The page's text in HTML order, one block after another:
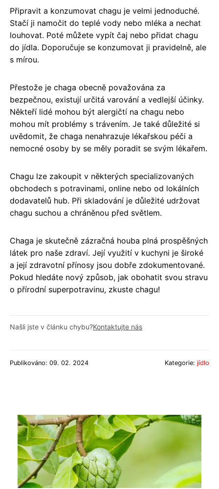
Připravit a konzumovat chagu je velmi jednoduché.
Stačí ji namočit do teplé vody nebo mléka a nechat
louhovat. Poté můžete vypít čaj nebo přidat chagu
do jídla. Doporučuje se konzumovat ji pravidelně, ale
s mírou.
Přestože je chaga obecně považována za
bezpečnou, existují určitá varování a vedlejší účinky.
Někteří lidé mohou být alergičtí na chagu nebo
mohou mít problémy s trávením. Je také důležité si
uvědomit, že chaga nenahrazuje lékařskou péči a
nemocné osoby by se měly poradit se svým lékařem.
Chagu lze zakoupit v některých specializovaných
obchodech s potravinami, online nebo od lokálních
dodavatelů hub. Při skladování je důležité udržovat
chagu suchou a chráněnou před světlem.
Chaga je skutečně zázračná houba plná prospěšných
látek pro naše zdraví. Její využití v kuchyni je široké
a její zdravotní přínosy jsou dobře zdokumentované.
Pokud hledáte nový způsob, jak obohatit svou stravu
o přírodní superpotravinu, zkuste chagu!
Našli jste v článku chybu?Kontaktujte nás
Publikováno: 09. 02. 2024 Kategorie: jídlo